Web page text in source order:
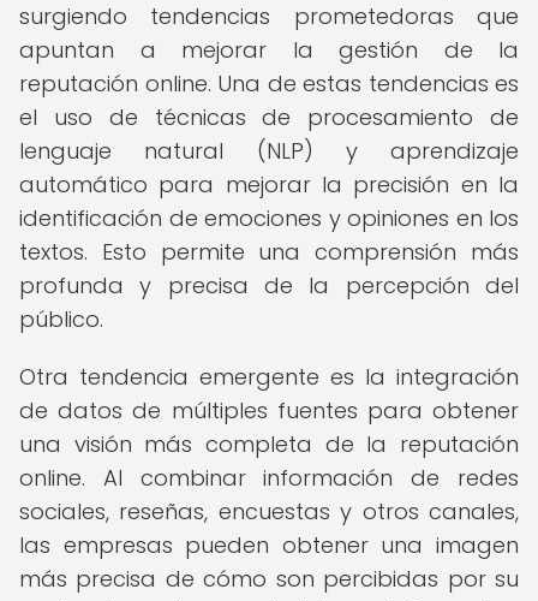
surgiendo tendencias prometedoras que
apuntan a mejorar la gestión de la
reputación online. Una de estas tendencias es
el uso de técnicas de procesamiento de
lenguaje natural (NLP) y aprendizaje
automático para mejorar la precisión en la
identificación de emociones y opiniones en los
textos. Esto permite una comprensión más
profunda y precisa de la percepción del
público.
Otra tendencia emergente es la integración
de datos de múltiples fuentes para obtener
una visión más completa de la reputación
online. Al combinar información de redes
sociales, reseñas, encuestas y otros canales,
las empresas pueden obtener una imagen
más precisa de cómo son percibidas por su